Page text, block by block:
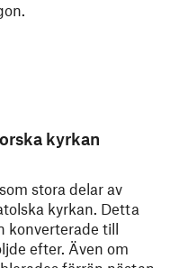
kyrkan
stora delar av
kyrkan. Detta
konverterade till
efter. Även om